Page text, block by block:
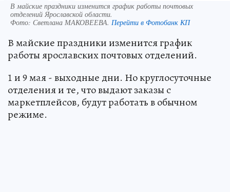
В майские праздники изменится график работы почтовых
отделений Ярославской области.
Фото: Светлана МАКОВЕЕВА. Перейти в Фотобанк КП
В майские праздники изменится график
работы ярославских почтовых отделений.
1 и 9 мая - выходные дни. Но круглосуточные
отделения и те, что выдают заказы с
маркетплейсов, будут работать в обычном
режиме.